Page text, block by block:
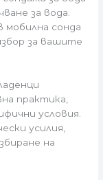
за вода.
сонда
за вашите
практика,
условия.
усилия,
на